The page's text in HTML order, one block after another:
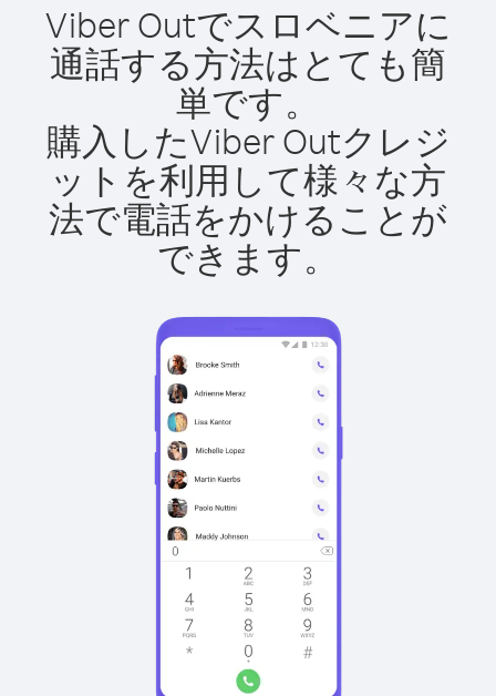
Viber Outでスロベニアに
通話する方法はとても簡
単です。
購入したViber Outクレジ
ットを利用して様々な方
法で電話をかけることが
できます。